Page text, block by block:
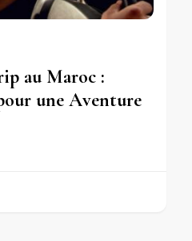
au Maroc :
une Aventure